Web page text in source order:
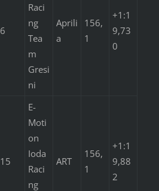
6
Raci
ng
Tea
m
Gresi
ni
Aprili
a
156,
1
+1:1
9,73
0
15
E-
Moti
on
Ioda
Raci
ng
ART
156,
1
+1:1
9,88
2